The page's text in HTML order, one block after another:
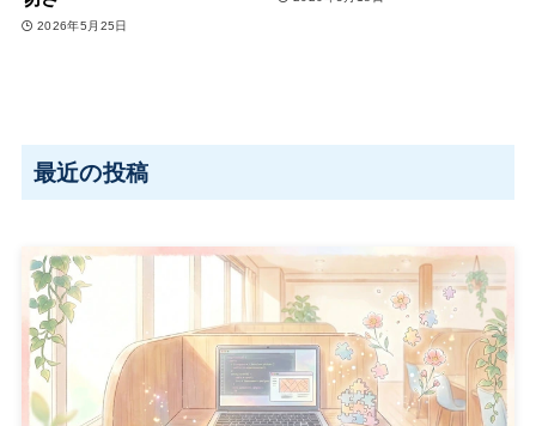
2026年5月25日
最近の投稿